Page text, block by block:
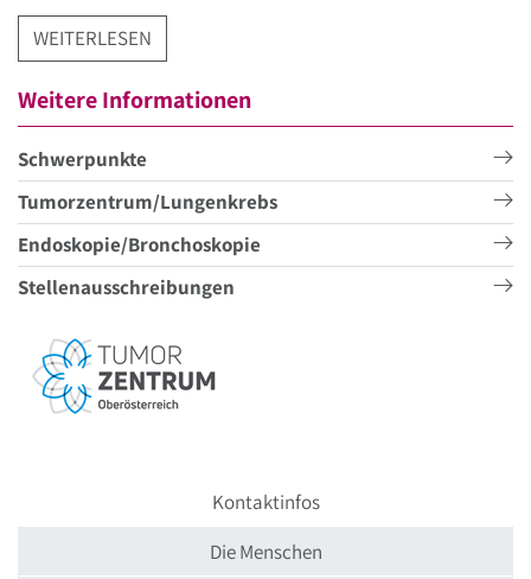
WEITERLESEN
Weitere Informationen
Schwerpunkte
Tumorzentrum/Lungenkrebs
Endoskopie/Bronchoskopie
Stellenausschreibungen
Kontaktinfos
Die Menschen